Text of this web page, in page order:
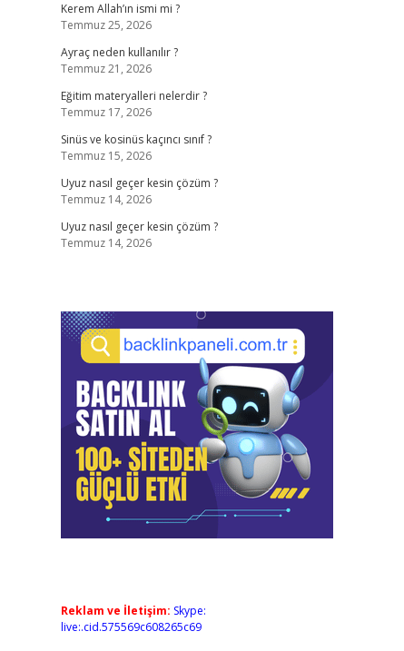
Kerem Allah’ın ismi mi ?
Temmuz 25, 2026
Ayraç neden kullanılır ?
Temmuz 21, 2026
Eğitim materyalleri nelerdir ?
Temmuz 17, 2026
Sinüs ve kosinüs kaçıncı sınıf ?
Temmuz 15, 2026
Uyuz nasıl geçer kesin çözüm ?
Temmuz 14, 2026
Uyuz nasıl geçer kesin çözüm ?
Temmuz 14, 2026
Reklam ve İletişim: Skype:
live:.cid.575569c608265c69